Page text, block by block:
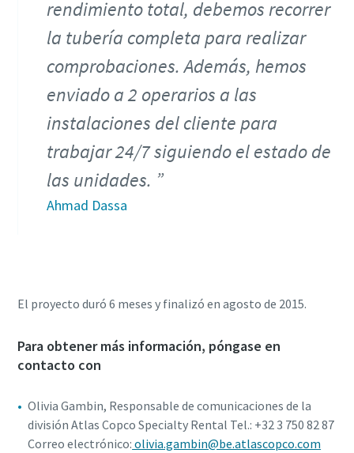
rendimiento total, debemos recorrer
la tubería completa para realizar
comprobaciones. Además, hemos
enviado a 2 operarios a las
instalaciones del cliente para
trabajar 24/7 siguiendo el estado de
las unidades.
Ahmad Dassa
El proyecto duró 6 meses y finalizó en agosto de 2015.
Para obtener más información, póngase en
contacto con
Olivia Gambin, Responsable de comunicaciones de la
división Atlas Copco Specialty Rental Tel.: +32 3 750 82 87
Correo electrónico: olivia.gambin@be.atlascopco.com